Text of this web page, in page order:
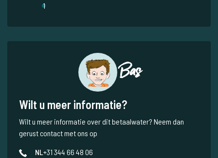
1
Bas
Wilt u meer informatie?
Wilt u meer informatie over dit betaalwater? Neem dan
gerust contact met ons op
NL+31 344 66 48 06